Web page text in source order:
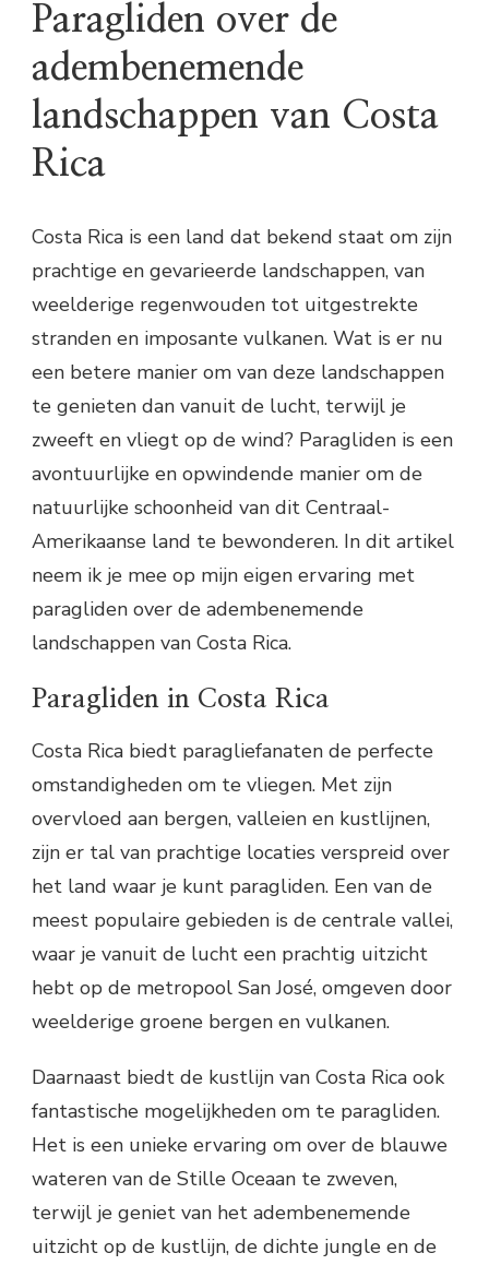
Paragliden over de
adembenemende
landschappen van Costa
Rica
Costa Rica is een land dat bekend staat om zijn
prachtige en gevarieerde landschappen, van
weelderige regenwouden tot uitgestrekte
stranden en imposante vulkanen. Wat is er nu
een betere manier om van deze landschappen
te genieten dan vanuit de lucht, terwijl je
zweeft en vliegt op de wind? Paragliden is een
avontuurlijke en opwindende manier om de
natuurlijke schoonheid van dit Centraal-
Amerikaanse land te bewonderen. In dit artikel
neem ik je mee op mijn eigen ervaring met
paragliden over de adembenemende
landschappen van Costa Rica.
Paragliden in Costa Rica
Costa Rica biedt paragliefanaten de perfecte
omstandigheden om te vliegen. Met zijn
overvloed aan bergen, valleien en kustlijnen,
zijn er tal van prachtige locaties verspreid over
het land waar je kunt paragliden. Een van de
meest populaire gebieden is de centrale vallei,
waar je vanuit de lucht een prachtig uitzicht
hebt op de metropool San José, omgeven door
weelderige groene bergen en vulkanen.
Daarnaast biedt de kustlijn van Costa Rica ook
fantastische mogelijkheden om te paragliden.
Het is een unieke ervaring om over de blauwe
wateren van de Stille Oceaan te zweven,
terwijl je geniet van het adembenemende
uitzicht op de kustlijn, de dichte jungle en de